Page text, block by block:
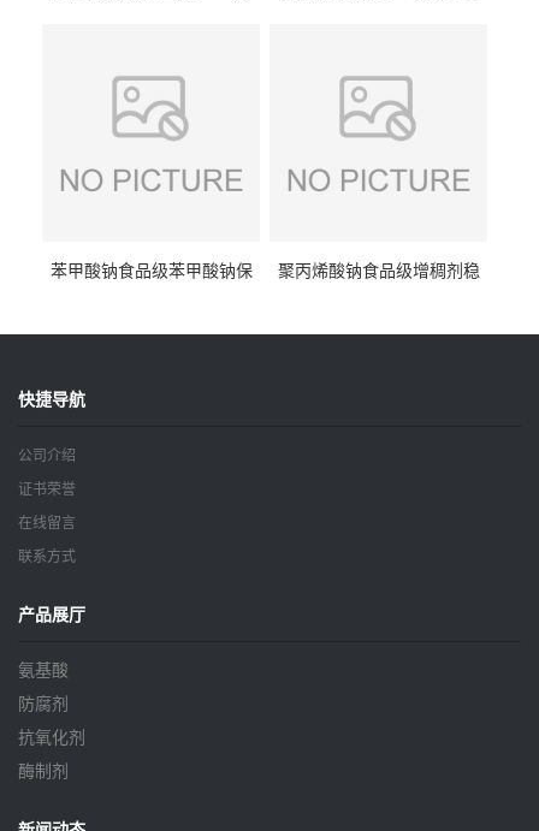
苯甲酸钠食品级苯甲酸钠保
聚丙烯酸钠食品级增稠剂稳
快捷导航
公司介绍
证书荣誉
在线留言
联系方式
产品展厅
氨基酸
防腐剂
抗氧化剂
酶制剂